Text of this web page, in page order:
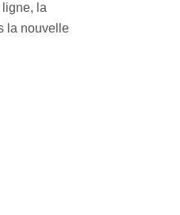
la
la nouvelle